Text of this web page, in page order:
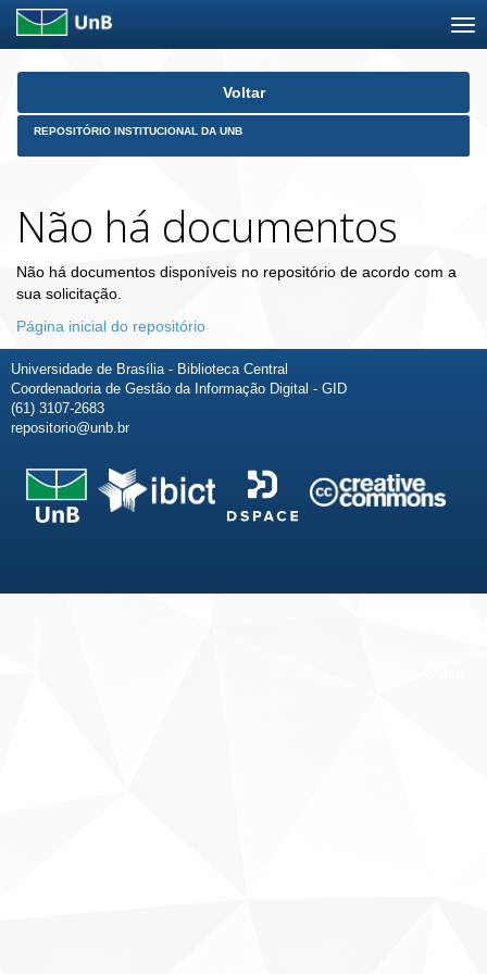
Skip
Voltar
REPOSITÓRIO INSTITUCIONAL DA UNB
Não há documentos
Não há documentos disponíveis no repositório de acordo com a
sua solicitação.
Página inicial do repositório
Universidade de Brasília - Biblioteca Central
Coordenadoria de Gestão da Informação Digital - GID
(61) 3107-2683
repositorio@unb.br